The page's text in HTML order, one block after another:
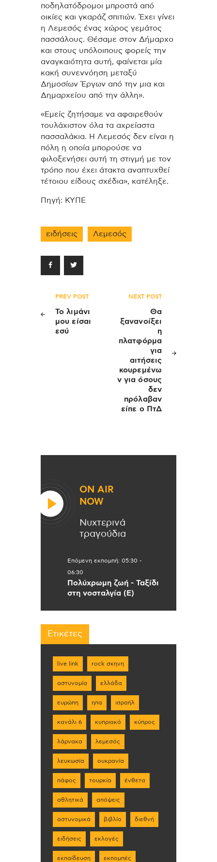
ποδηλατόδρομοι μπροστά από
οικίες και γκαράζ σπιτιών. Έχει γίνει
η Λεμεσός ένας χώρος γεμάτος
πασσάλους. Θέσαμε στον Δήμαρχο
και στους υπόλοιπους φορείς την
αναγκαιότητα αυτή, φαίνεται μία
κακή συνεννόηση μεταξύ
Δημοσίων Έργων από την μια και
Δημαρχείου από την άλλη».
«Εμείς ζητήσαμε να αφαιρεθούν
τουλάχιστον όλα τα αχρείαστα
πασσαλάκια. Η Λεμεσός δεν είναι η
πόλη η οποία μπορούσε να
φιλοξενήσει αυτή τη στιγμή με τον
τρόπο που έχει άτακτα αναπτυχθεί
τέτοιου είδους σχέδια», κατέληξε.
Πηγή: ΚΥΠΕ
ειδήσεις Λεμεσός
Πλοήγηση
άρθρων
PREV POST
Το λιμάνι
μου είσαι
εσύ
NEXT POST
Θα
ξανανοίξει
η
πλατφόρμα
για
αιτήσεις
κουρεμένω
ν για όσους
δεν
πρόλαβαν
είπε ο ΠτΔ
ON AIR
NOW
Νυχτερινά
τραγούδια
Επόμενη εκπομπή: 05:30 -
06:30
Πολύχρωμη ζωή - Ταξίδι
στη νοσταλγία (Ε)
Ετικέτες
live link rock σκηνη
αστυνομία ελλάδα
ευρώπη ηπα ισραήλ
κανάλι 6 κυπριακό κύπρος
λάρνακα λεμεσός
λευκωσία ουκρανία
πάφος τουρκία ένθετα
αθλητικά απόψεις
αστυνομικά βιβλίο διεθνή
ειδήσεις εκλογές
εκπαίδευση εκπομπές